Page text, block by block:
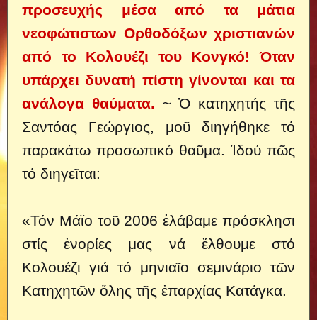
προσευχής μέσα από τα μάτια
νεοφώτιστων Ορθοδόξων χριστιανών
από το Κολουέζι του Κονγκό! Όταν
υπάρχει δυνατή πίστη γίνονται και τα
ανάλογα θαύματα. ~ Ὁ κατηχητής τῆς
Σαντόας Γεώργιος, μοῦ διηγήθηκε τό
παρακάτω προσωπικό θαῦμα. Ἰδού πῶς
τό διηγεῖται:
«Τόν Μάϊο τοῦ 2006 ἐλάβαμε πρόσκλησι
στίς ἐνορίες μας νά ἔλθουμε στό
Κολουέζι γιά τό μηνιαῖο σεμινάριο τῶν
Κατηχητῶν ὅλης τῆς ἐπαρχίας Κατάγκα.